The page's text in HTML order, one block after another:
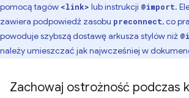
pomocą tagów <link> lub instrukcji @import.
zawiera podpowiedź zasobu preconnect, co
powoduje szybszą dostawę arkusza stylów niż
należy umieszczać jak najwcześniej w
Zachowaj ostrożność podczas